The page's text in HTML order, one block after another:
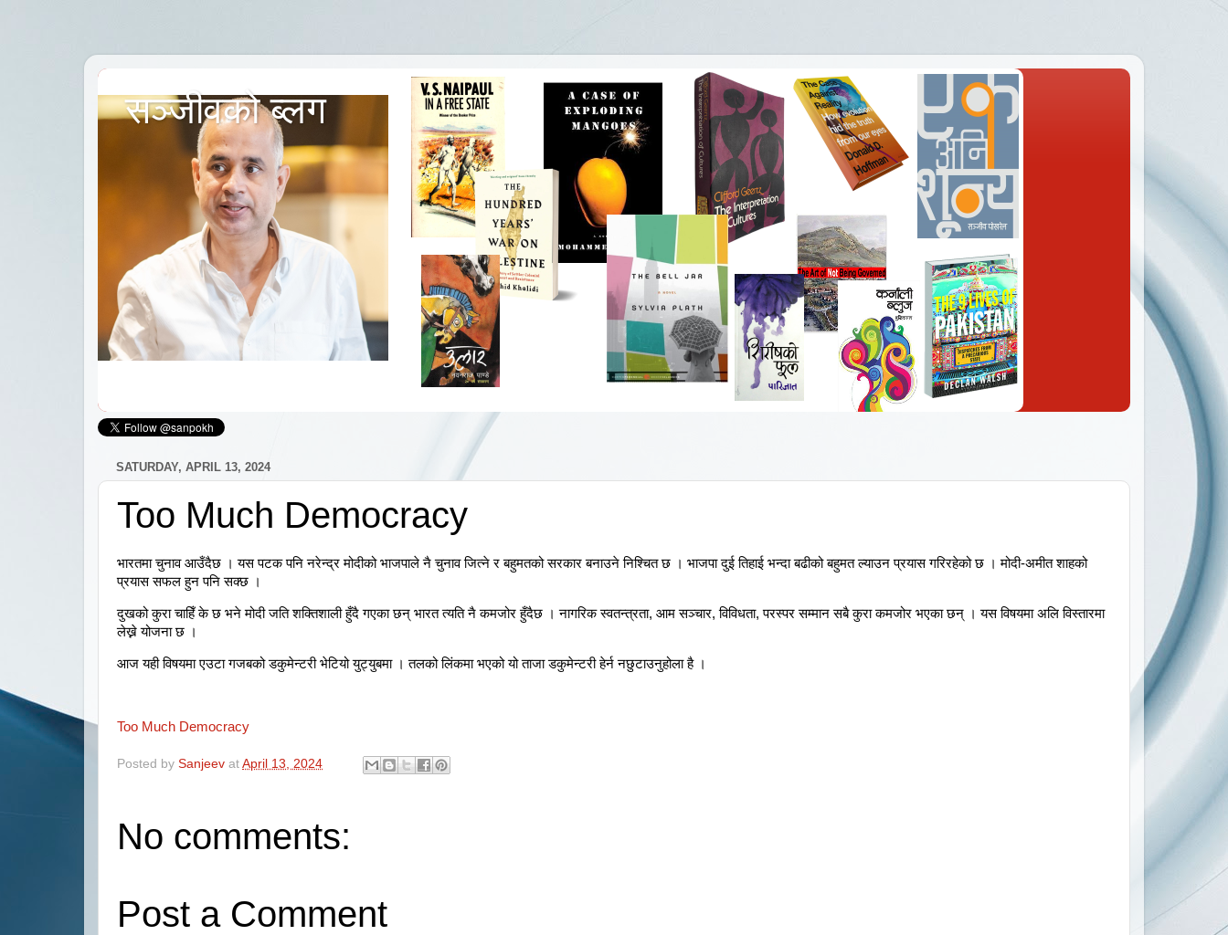
सञ्जीवको ब्लग
SATURDAY, APRIL 13, 2024
Too Much Democracy
भारतमा चुनाव आउँदैछ । यस पटक पनि नरेन्द्र मोदीको भाजपाले नै चुनाव जित्ने र बहुमतको सरकार बनाउने निश्चित छ । भाजपा दुई तिहाई भन्दा बढीको बहुमत ल्याउन प्रयास गरिरहेको छ । मोदी-अमीत शाहको
प्रयास सफल हुन पनि सक्छ ।
दुखको कुरा चाहिँ के छ भने मोदी जति शक्तिशाली हुँदै गएका छन् भारत त्यति नै कमजोर हुँदैछ । नागरिक स्वतन्त्रता, आम सञ्चार, विविधता, परस्पर सम्मान सबै कुरा कमजोर भएका छन् । यस विषयमा अलि विस्तारमा
लेख्ने योजना छ ।
आज यही विषयमा एउटा गजबको डकुमेन्टरी भेटियो युट्युबमा । तलको लिंकमा भएको यो ताजा डकुमेन्टरी हेर्न नछुटाउनुहोला है ।
Too Much Democracy
Posted by Sanjeev at April 13, 2024
No comments:
Post a Comment